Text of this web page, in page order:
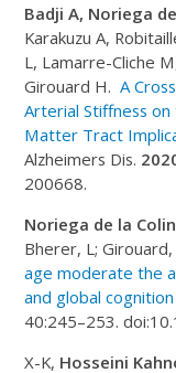
Badji A, Noriega
Karakuzu A,
L, Lamarre-Cliche
Girouard H.A
Arterial Stiffness on
Matter Tract
Alzheimers Dis.
200668.
Noriega de la
Bherer, L;
age moderate the
and global
40:245–253.
X-K, Hosseini